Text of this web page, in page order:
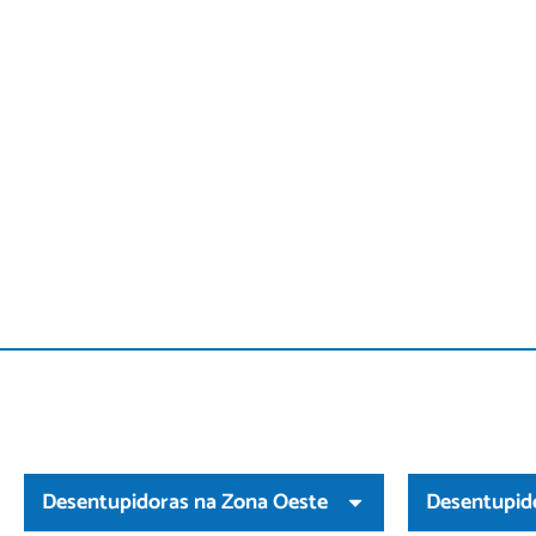
Desentupidoras na Zona Oeste